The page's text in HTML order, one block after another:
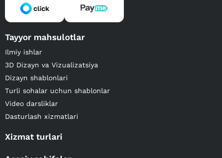
Tayyor mahsulotlar
Ilmiy ishlar
3D Dizayn va Vizualizatsiya
Dizayn shablonlari
Turli sohalar uchun shablonlar
Video darsliklar
Dasturlash xizmatlari
Xizmat turlari